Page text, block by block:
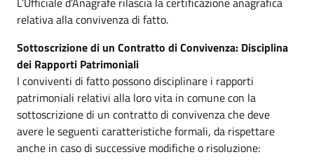
relativa alla convivenza di fatto.
Sottoscrizione di un Contratto di Convivenza: Disciplina
dei Rapporti Patrimoniali
I conviventi di fatto possono disciplinare i rapporti
patrimoniali relativi alla loro vita in comune con la
sottoscrizione di un contratto di convivenza che deve
avere le seguenti caratteristiche formali, da rispettare
anche in caso di successive modifiche o risoluzione: